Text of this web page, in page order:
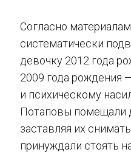
Согласно
систематически
девочку 2012 года
2009 года рождения
и психическому
Потаповы помещали
заставляя их
принуждали стоять